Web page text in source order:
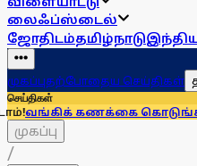
லைஃப்ஸ்டைல்
ஜோதிடம்தமிழ்நாடு
முகப்புதற்போதைய செய்திகள்
செய்திகள்
கணக்கை கொடுங்கள்; பணம்
முகப்பு
/